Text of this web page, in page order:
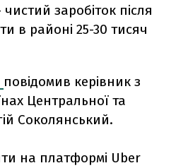
заробіток після
в районі 25-30 тисяч
повідомив керівник з
Центральної та
Соколянський.
на платформі Uber